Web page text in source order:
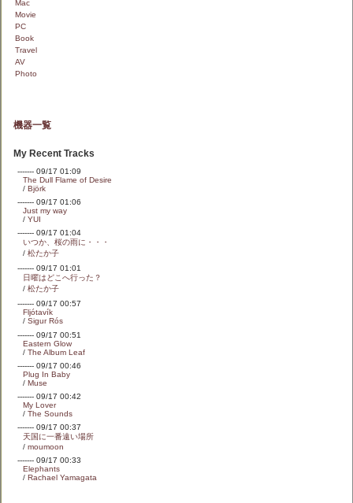
Mac
Movie
PC
Book
Travel
AV
Photo
機器一覧
My Recent Tracks
------- 09/17 01:09
The Dull Flame of Desire
/ Björk
------- 09/17 01:06
Just my way
/ YUI
------- 09/17 01:04
いつか、桜の雨に・・・
/ 松たか子
------- 09/17 01:01
日曜はどこへ行った？
/ 松たか子
------- 09/17 00:57
Fljótavík
/ Sigur Rós
------- 09/17 00:51
Eastern Glow
/ The Album Leaf
------- 09/17 00:46
Plug In Baby
/ Muse
------- 09/17 00:42
My Lover
/ The Sounds
------- 09/17 00:37
天国に一番遠い場所
/ moumoon
------- 09/17 00:33
Elephants
/ Rachael Yamagata